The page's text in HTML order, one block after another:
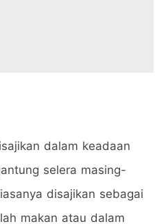
dalam keadaan
selera masing-
disajikan sebagai
makan atau dalam